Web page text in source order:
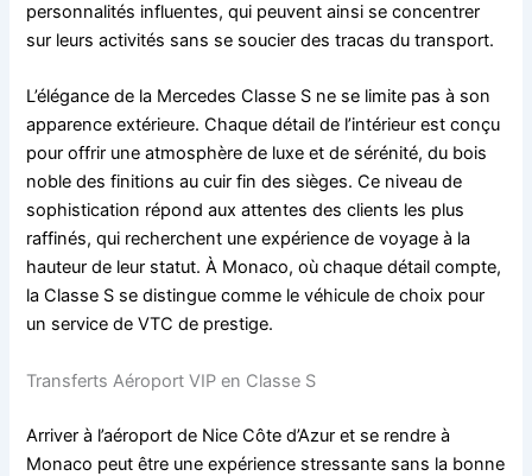
personnalités influentes, qui peuvent ainsi se concentrer
sur leurs activités sans se soucier des tracas du transport.
L’élégance de la Mercedes Classe S ne se limite pas à son
apparence extérieure. Chaque détail de l’intérieur est conçu
pour offrir une atmosphère de luxe et de sérénité, du bois
noble des finitions au cuir fin des sièges. Ce niveau de
sophistication répond aux attentes des clients les plus
raffinés, qui recherchent une expérience de voyage à la
hauteur de leur statut. À Monaco, où chaque détail compte,
la Classe S se distingue comme le véhicule de choix pour
un service de VTC de prestige.
Transferts Aéroport VIP en Classe S
Arriver à l’aéroport de Nice Côte d’Azur et se rendre à
Monaco peut être une expérience stressante sans la bonne